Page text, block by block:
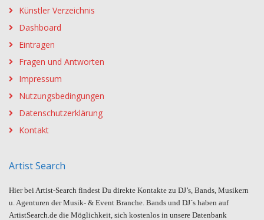
Künstler Verzeichnis
Dashboard
Eintragen
Fragen und Antworten
Impressum
Nutzungsbedingungen
Datenschutzerklärung
Kontakt
Artist Search
Hier bei Artist-Search findest Du direkte Kontakte zu DJ’s, Bands, Musikern
u. Agenturen der Musik- & Event Branche. Bands und DJ´s haben auf
ArtistSearch.de die Möglichkeit, sich kostenlos in unsere Datenbank